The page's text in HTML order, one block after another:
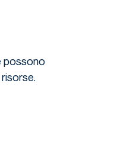
possono